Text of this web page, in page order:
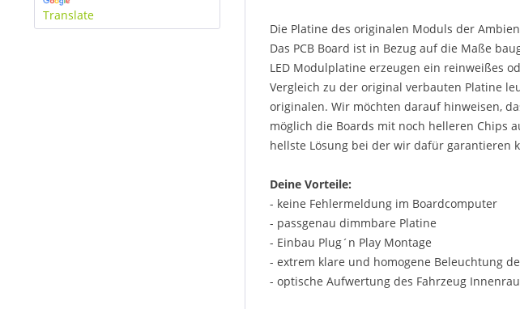
Translate
Die Platine des originalen Moduls der
Das PCB Board ist in Bezug auf die Maße
LED Modulplatine erzeugen ein reinweißes
Vergleich zu der original verbauten Platine
originalen. Wir möchten darauf hinweisen,
möglich die Boards mit noch helleren Chips
hellste Lösung bei der wir dafür garantieren
Deine Vorteile:
- keine Fehlermeldung im Boardcomputer
- passgenau dimmbare Platine
- Einbau Plug´n Play Montage
- extrem klare und homogene Beleuchtung
- optische Aufwertung des Fahrzeug